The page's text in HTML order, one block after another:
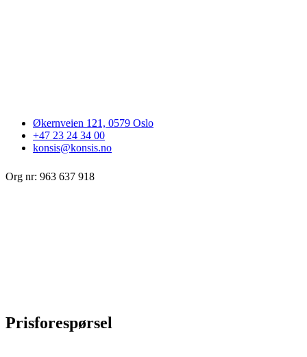
Økernveien 121, 0579 Oslo
+47 23 24 34 00
konsis@konsis.no
Org nr: 963 637 918
Prisforespørsel